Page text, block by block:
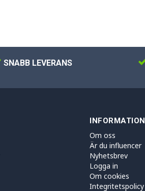
SNABB LEVERANS
INFORMATION
Om oss
Är du influencer
Nyhetsbrev
Logga in
Om cookies
Integritetspolicy